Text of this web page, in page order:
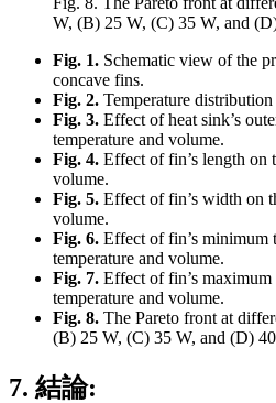
W, (B) 25 W, (C) 35 W, and
Fig. 1. Schematic view of the
concave fins.
Fig. 2. Temperature
Fig. 3. Effect of heat sink’s
temperature and volume.
Fig. 4. Effect of fin’s length on
volume.
Fig. 5. Effect of fin’s width on
volume.
Fig. 6. Effect of fin’s minimum
temperature and volume.
Fig. 7. Effect of fin’s maximum
temperature and volume.
Fig. 8. The Pareto front at
(B) 25 W, (C) 35 W, and (D)
7. 結論: